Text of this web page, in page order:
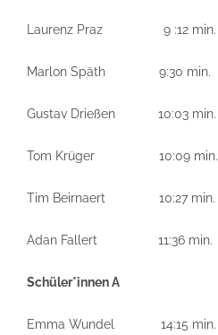
Laurenz Praz 9 :12 min.
Marlon Späth 9:30 min.
Gustav Drießen 10:03 min.
Tom Krüger 10:09 min.
Tim Beirnaert 10:27 min.
Adan Fallert 11:36 min.
Schüler*innen A
Emma Wundel 14:15 min.